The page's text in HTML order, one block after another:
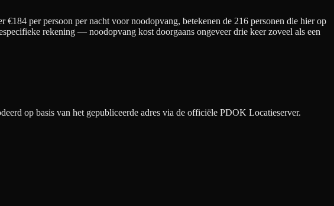
€184 per persoon per nacht voor noodopvang, betekenen de 216 personen die hier op
rekening — noodopvang kost doorgaans ongeveer drie keer zoveel als een
op basis van het gepubliceerde adres via de officiële PDOK Locatieserver.